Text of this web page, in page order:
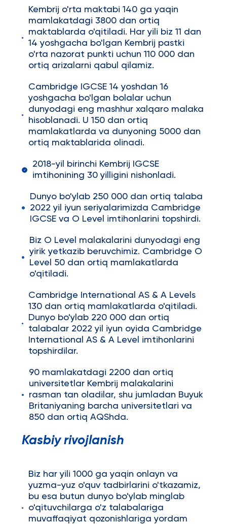
Kembrij o'rta maktabi 140 ga yaqin
mamlakatdagi 3800 dan ortiq
maktablarda o'qitiladi. Har yili biz 11 dan
14 yoshgacha bo'lgan Kembrij pastki
o'rta nazorat punkti uchun 110 000 dan
ortiq arizalarni qabul qilamiz.
Cambridge IGCSE 14 yoshdan 16
yoshgacha bo'lgan bolalar uchun
dunyodagi eng mashhur xalqaro malaka
hisoblanadi. U 150 dan ortiq
mamlakatlarda va dunyoning 5000 dan
ortiq maktablarida olinadi.
2018-yil birinchi Kembrij IGCSE
imtihonining 30 yilligini nishonladi.
Dunyo bo'ylab 250 000 dan ortiq talaba
2022 yil iyun seriyalarimizda Cambridge
IGCSE va O Level imtihonlarini topshirdi.
Biz O Level malakalarini dunyodagi eng
yirik yetkazib beruvchimiz. Cambridge O
Level 50 dan ortiq mamlakatlarda
o'qitiladi.
Cambridge International AS & A Levels
130 dan ortiq mamlakatlarda o'qitiladi.
Dunyo bo'ylab 220 000 dan ortiq
talabalar 2022 yil iyun oyida Cambridge
International AS & A Level imtihonlarini
topshirdilar.
90 mamlakatdagi 2200 dan ortiq
universitetlar Kembrij malakalarini
rasman tan oladilar, shu jumladan Buyuk
Britaniyaning barcha universitetlari va
850 dan ortiq AQShda.
Kasbiy rivojlanish
Biz har yili 1000 ga yaqin onlayn va
yuzma-yuz o'quv tadbirlarini o'tkazamiz,
bu esa butun dunyo bo'ylab minglab
o'qituvchilarga o'z talabalariga
muvaffaqiyat qozonishlariga yordam